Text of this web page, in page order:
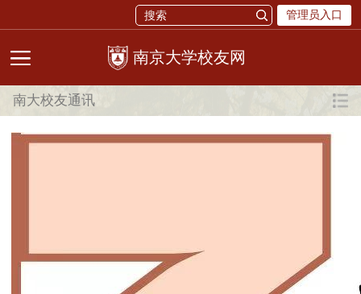
管理员入口
校友网
南大校友通讯